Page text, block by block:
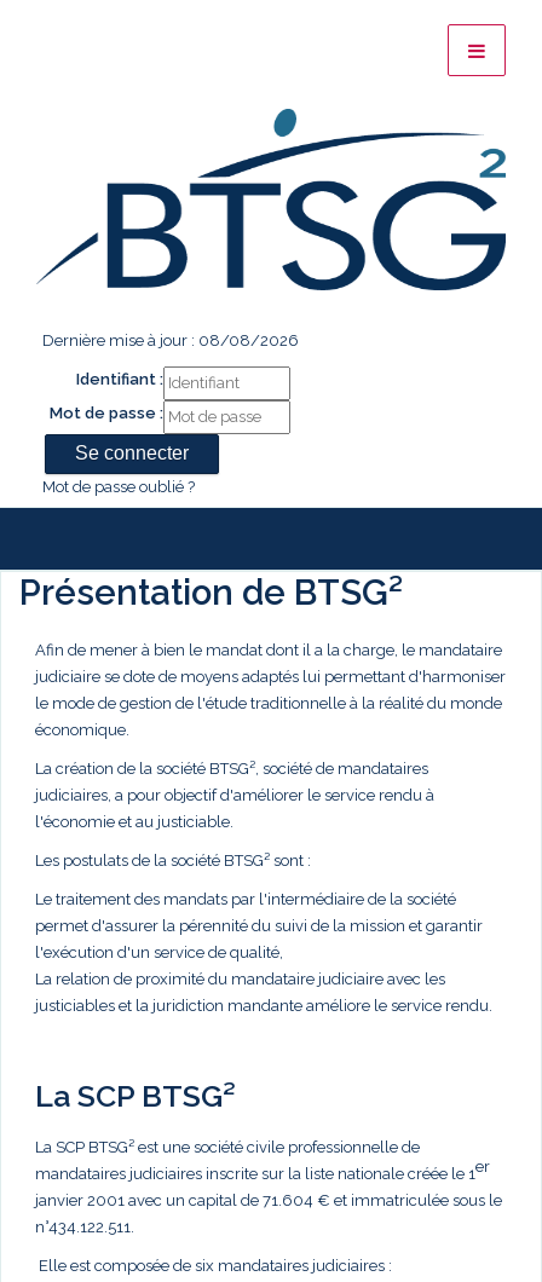
Dernière mise à jour : 08/08/2026
Identifiant :
Mot de passe :
Mot de passe oublié ?
Présentation de BTSG²
Afin de mener à bien le mandat dont il a la charge, le mandataire
judiciaire se dote de moyens adaptés lui permettant d'harmoniser
le mode de gestion de l'étude traditionnelle à la réalité du monde
économique.
La création de la société BTSG², société de mandataires
judiciaires, a pour objectif d'améliorer le service rendu à
l'économie et au justiciable.
Les postulats de la société BTSG² sont :
Le traitement des mandats par l'intermédiaire de la société
permet d'assurer la pérennité du suivi de la mission et garantir
l'exécution d'un service de qualité,
La relation de proximité du mandataire judiciaire avec les
justiciables et la juridiction mandante améliore le service rendu.
La SCP BTSG²
La SCP BTSG² est une société civile professionnelle de
mandataires judiciaires inscrite sur la liste nationale créée le 1er
janvier 2001 avec un capital de 71.604 € et immatriculée sous le
n°434.122.511.
Elle est composée de six mandataires judiciaires :